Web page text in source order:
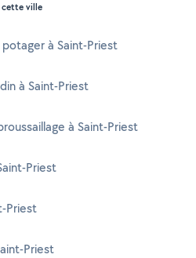
cette ville
à Saint-Priest
à Saint-Priest
à Saint-Priest
Priest
Priest
Priest